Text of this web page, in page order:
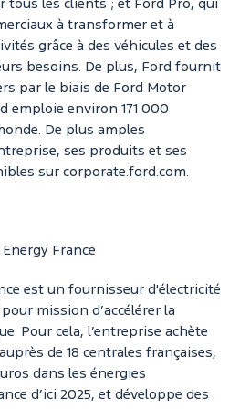
tous les clients ; et Ford Pro, qui
à transformer et à
grâce à des véhicules et des
besoins. De plus, Ford fournit
par le biais de Ford Motor
emploie environ 171 000
De plus amples
ses produits et ses
sur corporate.ford.com.
France
est un fournisseur d'électricité
mission d’accélérer la
Pour cela, l’entreprise achète
de 18 centrales françaises,
dans les énergies
d’ici 2025, et développe des